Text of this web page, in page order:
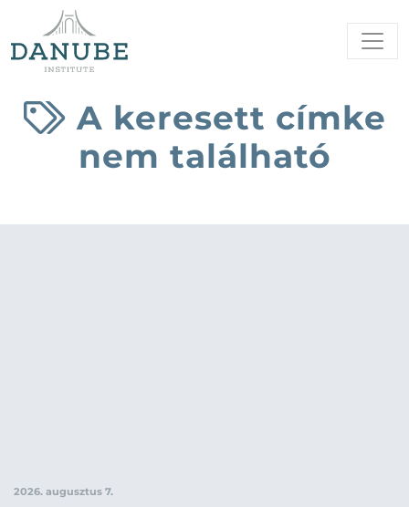
A keresett címke
nem található
2026. augusztus 7.